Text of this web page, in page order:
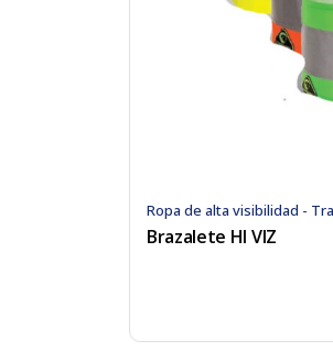
Ropa de alta visibilidad -
Brazalete HI VIZ